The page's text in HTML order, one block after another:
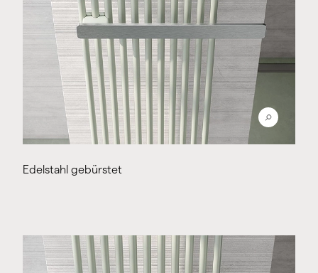
Edelstahl gebürstet